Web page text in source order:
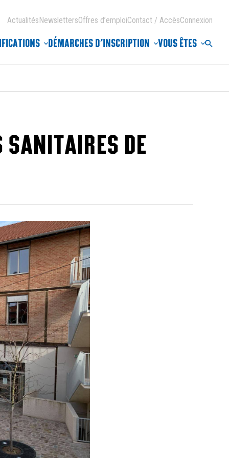
DÉMARCHES D’INSCRIPTION VOUS ÊTES
ActualitésNewslettersOffres d’emploiContact / AccèsConnexion
SANITAIRES DE